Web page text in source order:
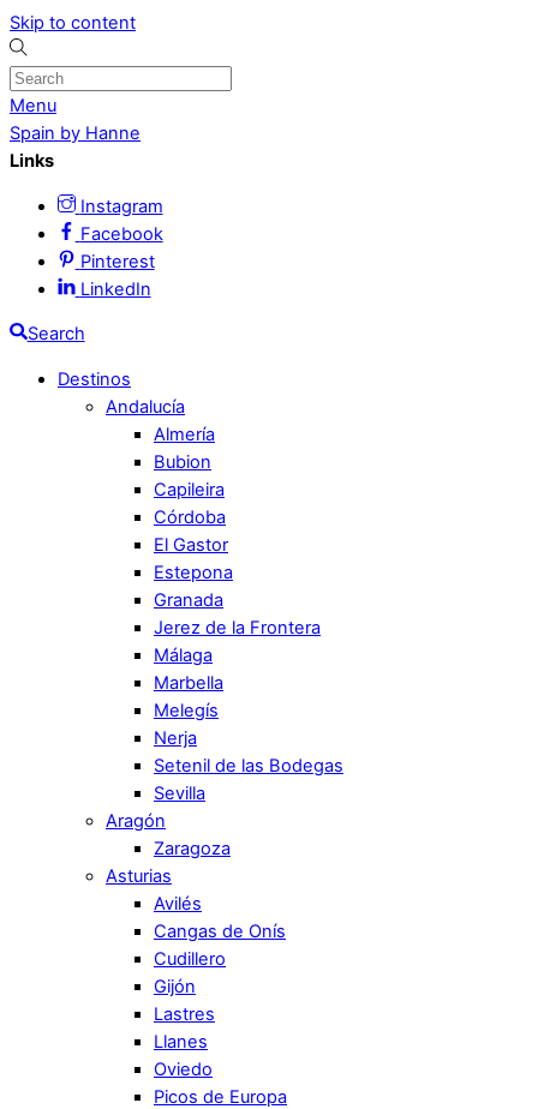
Skip to content
Menu
Spain by Hanne
Links
Instagram
Facebook
Pinterest
LinkedIn
Search
Destinos
Andalucía
Almería
Bubion
Capileira
Córdoba
El Gastor
Estepona
Granada
Jerez de la Frontera
Málaga
Marbella
Melegís
Nerja
Setenil de las Bodegas
Sevilla
Aragón
Zaragoza
Asturias
Avilés
Cangas de Onís
Cudillero
Gijón
Lastres
Llanes
Oviedo
Picos de Europa